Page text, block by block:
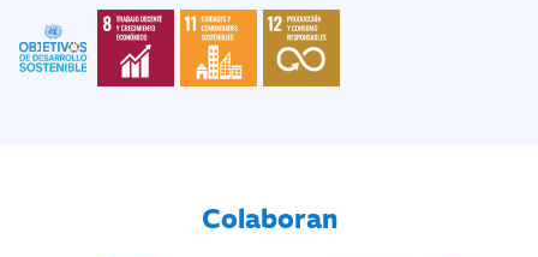
Colaboran